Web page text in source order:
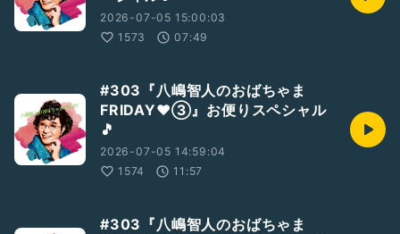
2026-07-05 15:00:03
1573
07:49
#303『八嶋智人のおばちゃま
FRIDAY❤③』お便りスペシャル
🎵
2026-07-05 14:59:04
1574
11:57
#303『八嶋智人のおばちゃま